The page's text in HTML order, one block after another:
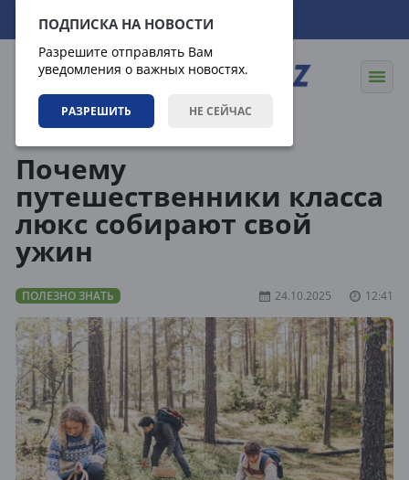
ПОДПИСКА НА НОВОСТИ
Разрешите отправлять Вам
уведомления о важных новостях.
РАЗРЕШИТЬ НЕ СЕЙЧАС
08.08.2026 11:28:05
Почему
путешественники класса
люкс собирают свой
ужин
ПОЛЕЗНО ЗНАТЬ 24.10.2025 12:41